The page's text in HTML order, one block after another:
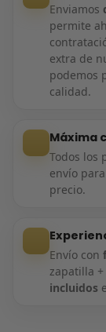
Enviamos
permite
extra de
podemos
calidad.
Máxima
Todos los
envío
precio.
Envío con
zapatilla +
incluidos